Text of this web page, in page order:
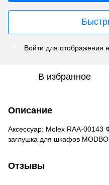
Войти для отображения
В избранное
Описание
Аксессуар: Molex RAA-00143
заглушка для шкафов
Отзывы